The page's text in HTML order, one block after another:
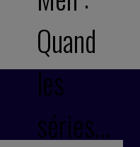
Quand
les
séries…